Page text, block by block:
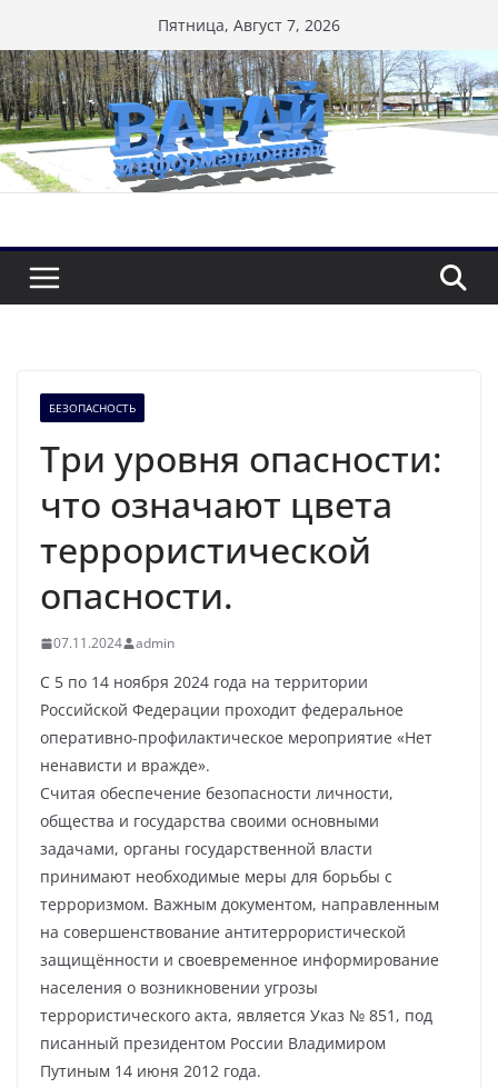
к
содержимому
Пятница, Август 7, 2026
БЕЗОПАСНОСТЬ
Три уровня опасности:
что означают цвета
террористической
опасности.
07.11.2024 admin
С 5 по 14 ноября 2024 года на территории
Российской Федерации проходит федеральное
оперативно-профилактическое мероприятие «Нет
ненависти и вражде».
Считая обеспечение безопасности личности,
общества и государства своими основными
задачами, органы государственной власти
принимают необходимые меры для борьбы с
терроризмом. Важным документом, направленным
на совершенствование антитеррористической
защищённости и своевременное информирование
населения о возникновении угрозы
террористического акта, является Указ № 851, под
писанный президентом России Владимиром
Путиным 14 июня 2012 года.